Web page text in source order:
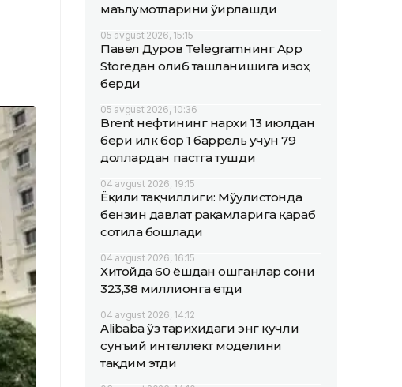
маълумотларини ўғирлашди
05 avgust 2026, 15:15
Павел Дуров Telegramнинг App
Storeдан олиб ташланишига изоҳ
берди
05 avgust 2026, 10:36
Brent нефтининг нархи 13 июлдан
бери илк бор 1 баррель учун 79
доллардан пастга тушди
04 avgust 2026, 19:15
Ёқилғи тақчиллиги: Мўғулистонда
бензин давлат рақамларига қараб
сотила бошлади
04 avgust 2026, 16:15
Хитойда 60 ёшдан ошганлар сони
323,38 миллионга етди
04 avgust 2026, 14:12
Alibaba ўз тарихидаги энг кучли
сунъий интеллект моделини
тақдим этди